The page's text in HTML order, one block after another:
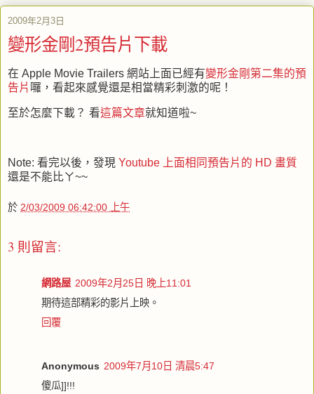
2009年2月3日
變形金剛2預告片下載
在 Apple Movie Trailers 網站上面已經有變形金剛第二集的預
告片 囉，看起來感覺還是相當精彩刺激的呢！
至於怎麼下載？ 看這篇文章就知道啦~
Note: 看完以後，發現 Youtube 上面相同預告片的 HD 畫質
還是不能比ㄚ~~
於 2/03/2009 06:42:00 上午
3 則留言:
網路屋 2009年2月25日 晚上11:01
期待這部精彩的影片上映。
回覆
Anonymous 2009年7月10日 清晨5:47
傻瓜]]!!!